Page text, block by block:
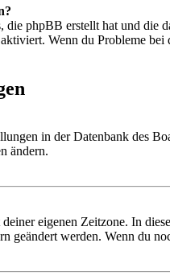
phpBB erstellt hat und
Wenn du Probleme
in der Datenbank des
ändern.
eigenen Zeitzone. In
geändert werden. Wenn du